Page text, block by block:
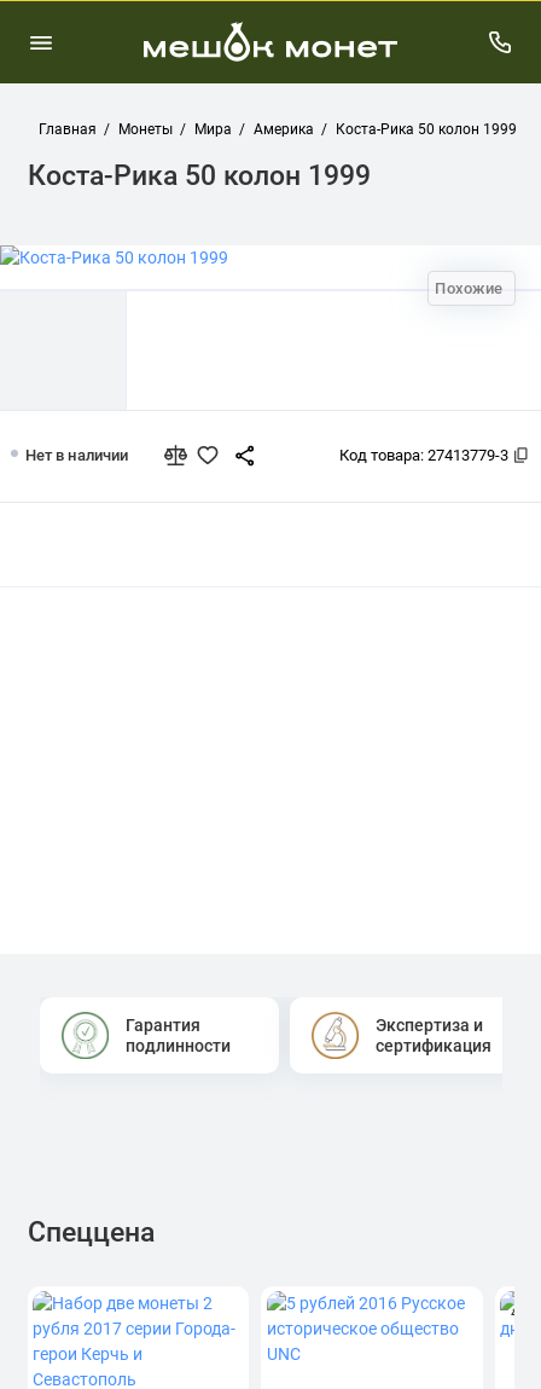
Главная Монеты Мира Америка Коста-Рика 50 колон 1999
Коста-Рика 50 колон 1999
Похожие
Нет в наличии Код товара: 27413779-3
Гарантия
подлинности
Экспертиза и
сертификация
Спеццена
4.0